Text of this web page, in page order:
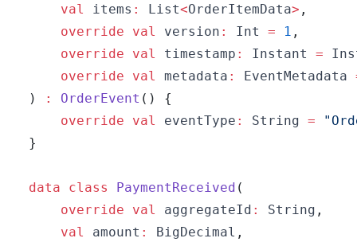
val
items : List<OrderItemData> ,
override
val version : Int = 1 ,
override
val timestamp : Instant =
override
val metadata : EventMetadata
)
: OrderEvent ( )
{
override
val eventType : String =
}
data class PaymentReceived (
override
val aggregateId : String ,
val
amount : BigDecimal ,